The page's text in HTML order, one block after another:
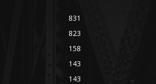
831
823
158
143
143